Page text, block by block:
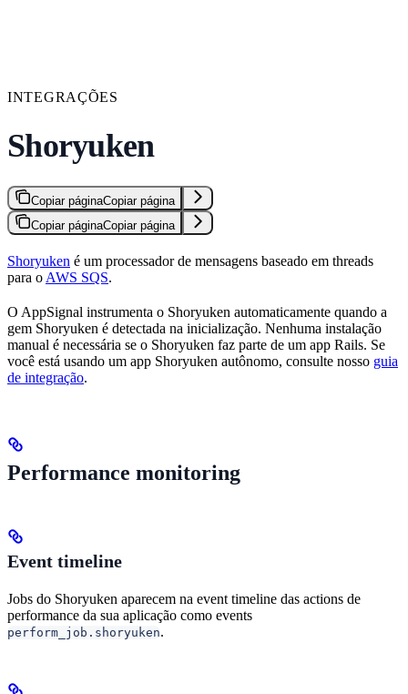
INTEGRAÇÕES
Shoryuken
Copiar páginaCopiar página
Copiar páginaCopiar página
Shoryuken é um processador de mensagens baseado em threads
para o AWS SQS.
O AppSignal instrumenta o Shoryuken automaticamente quando a
gem Shoryuken é detectada na inicialização. Nenhuma instalação
manual é necessária se o Shoryuken faz parte de um app Rails. Se
você está usando um app Shoryuken autônomo, consulte nosso guia
de integração.
Performance monitoring
Event timeline
Jobs do Shoryuken aparecem na event timeline das actions de
performance da sua aplicação como events
perform_job.shoryuken.